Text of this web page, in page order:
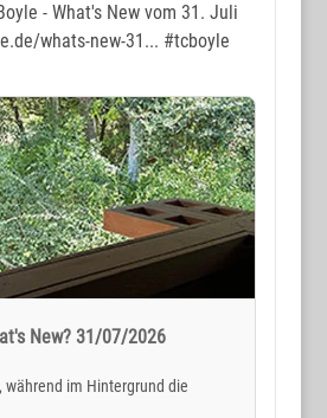
- What's New vom 31. Juli
whats-new-31... #tcboyle
New? 31/07/2026
während im Hintergrund die